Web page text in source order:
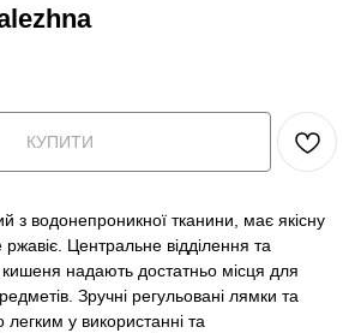
КУПИТИ
з водонепроникної тканини, має якісну
Центральне відділення та
надають достатньо місця для
Зручні регульовані лямки та
легким у використанні та